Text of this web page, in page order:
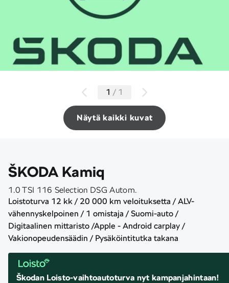
Näytä kaikki kuvat
1 / 1
ŠKODA Kamiq
1.0 TSI 116 Selection DSG Autom.
Loistoturva 12 kk / 20 000 km veloituksetta / ALV-
vähennyskelpoinen / 1 omistaja / Suomi-auto /
Digitaalinen mittaristo /Apple - Android carplay /
Vakionopeudensäädin / Pysäköintitutka takana
Škodan Loisto-vaihtoautoturva nyt kampanjahintaan!